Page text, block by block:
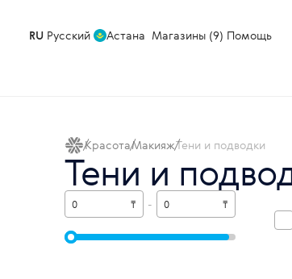
RU Русский Астана Магазины (9) Помощь
КрасотаМакияжТени и подводки
Тени и
₸ - ₸